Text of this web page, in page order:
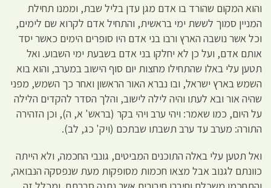
והוא המקום שהורד בו אדם מגן עדן בליל שבת, וממנו תחילת
המניין סמוך לששת ימי בראשית, והתחיל אדם לקרוא שם לימים,
וכל אשר נושבה הארץ ורבו בני אדם היו סופרים הימים כאשר יסד
אותם אדם, ועל כן לא יחלקו בני אדם בשבעת ימי השבוע. ואל
תטען עלי באלו שהתחילו מחצות יום סוף הישוב במערב, והוא בוא
השמש בארץ ישראל, ובו נברא האור הראשון ואחר כך השמש, מפני
שהיה אור ובא לעתו והיה לילה לישוב, והלך הסדר להקדים הלילה
על היום, כמו שאמר: ויהי ערב ויהי בקר (בראש' א, ה), וכן הזהירה
התורה: מערב עד ערב תשבתו שבתכם (ויק' כג, לב).
ואל תטען עלי באלה התוכנים המביטים, גונבי החכמה, ולא הייתה
כוונתם לגנוב אבל מצאו חכמות מסופקות מעת שנפסקה הנבואה,